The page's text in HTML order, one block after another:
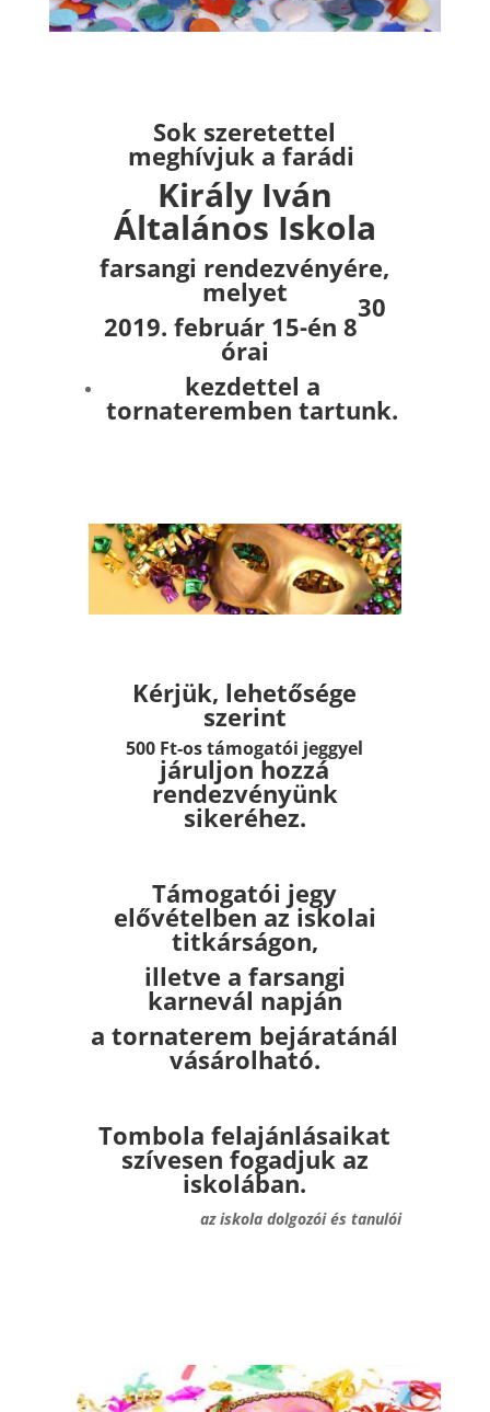
Sok szeretettel
meghívjuk a farádi
Király Iván
Általános Iskola
farsangi rendezvényére,
melyet
2019. február 15-én 8
30
órai
kezdettel a
tornateremben tartunk.
Kérjük, lehetősége
szerint
500 Ft-os támogatói jeggyel
járuljon hozzá
rendezvényünk
sikeréhez.
Támogatói jegy
elővételben az iskolai
titkárságon,
illetve a farsangi
karnevál napján
a tornaterem bejáratánál
vásárolható.
Tombola felajánlásaikat
szívesen fogadjuk az
iskolában.
az iskola dolgozói és tanulói